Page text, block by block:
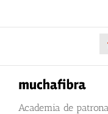
al
Academia de